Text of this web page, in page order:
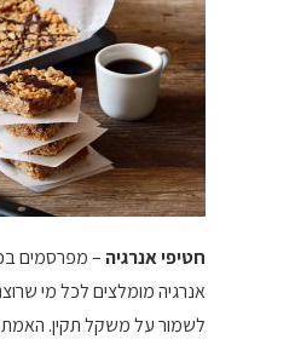
חטיפי אנרגיה – מפרסמים
אנרגיה מומלצים לכל מי
לשמור על משקל תקין. האמת